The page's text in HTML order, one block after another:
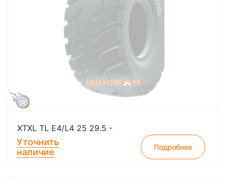
XTXL TL E4/L4 25 29.5 -
Уточнить
наличие
Подробнее